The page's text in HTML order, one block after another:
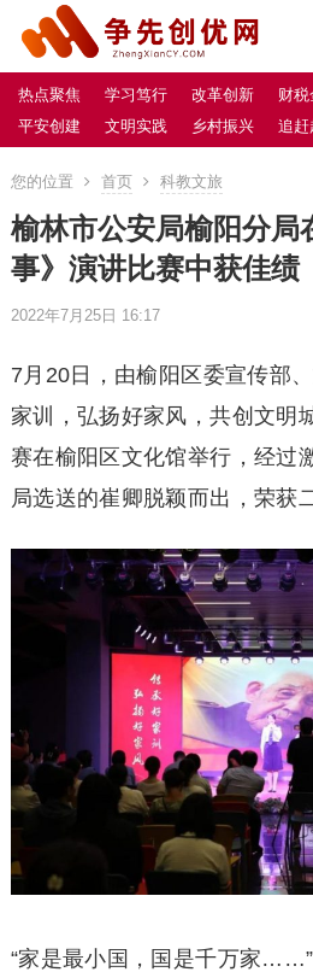
热点聚焦 学习笃行 改革创新 财
平安创建
文明实践 乡村振兴 追赶
您的位置 首页 科教文旅
榆林市公安局榆阳分局
事》演讲比赛中获佳绩
2022年7月25日 16:17
7月20日，由榆阳区委宣传部
家训，弘扬好家风，共创文明
赛在榆阳区文化馆举行，经过
局选送的崔卿脱颖而出，荣获
“家是最小国，国是千万家